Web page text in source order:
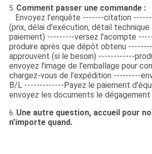
5. Comment passer une commande :
Envoyez l'enquête -------citation
(prix, délai d'exécution, détail
paiement) ---------versez l'acompte
produire après que dépôt obtenu
approuvent (si le besoin) ------------
envoyez l'image de l'emballage pour
chargez-vous de l'expédition ---------
B/L -------------Payez le paiement
envoyez les documents le
6. Une autre question, accueil pour
n'importe quand.